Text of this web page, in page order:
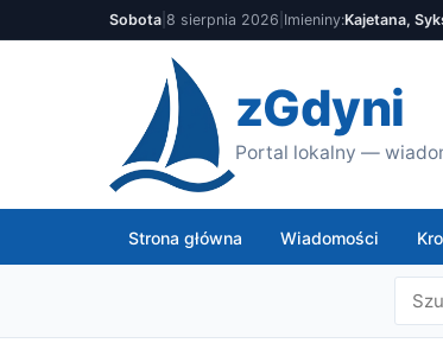
Sobota 8 sierpnia 2026 Imieniny:Kajetana,
zGdyni
Portal lokalny —
Strona główna Wiadomości